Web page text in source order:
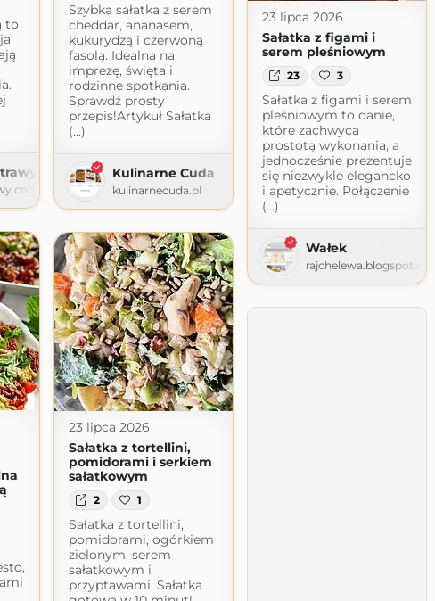
Szybka sałatka z serem
cheddar, ananasem,
kukurydzą i czerwoną
fasolą. Idealna na
imprezę, święta i
rodzinne spotkania.
Sprawdź prosty
przepis!Artykuł Sałatka
(...)
Kulinarne Cuda
kulinarnecuda.pl
to
23 lipca 2026
Sałatka z figami i
serem pleśniowym
23 3
Sałatka z figami i serem
pleśniowym to danie,
które zachwyca
prostotą wykonania, a
jednocześnie prezentuje
się niezwykle elegancko
i apetycznie. Połączenie
(...)
Wałek
rajchelewa.blogspot.com
23 lipca 2026
Sałatka z tortellini,
pomidorami i serkiem
sałatkowym
2 1
Sałatka z tortellini,
pomidorami, ogórkiem
zielonym, serem
sałatkowym i
przyptawami. Sałatka